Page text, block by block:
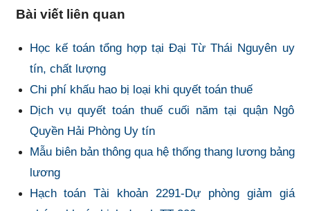
Bài viết liên quan
Học kế toán tổng hợp tại Đại Từ Thái Nguyên uy
tín, chất lượng
Chi phí khấu hao bị loại khi quyết toán thuế
Dịch vụ quyết toán thuế cuối năm tại quận Ngô
Quyền Hải Phòng Uy tín
Mẫu biên bản thông qua hệ thống thang lương bảng
lương
Hạch toán Tài khoản 2291-Dự phòng giảm giá